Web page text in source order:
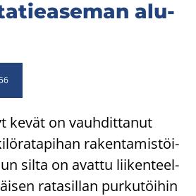
alu­
kevät on vauh­dit­ta­nut
ra­ken­ta­mis­töi­
silta on avat­tu lii­ken­teel­
ra­ta­sil­lan pur­ku­töi­hin